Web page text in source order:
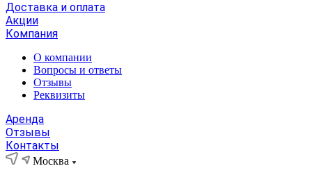
Доставка и оплата
Акции
Компания
О компании
Вопросы и ответы
Отзывы
Реквизиты
Аренда
Отзывы
Контакты
Москва